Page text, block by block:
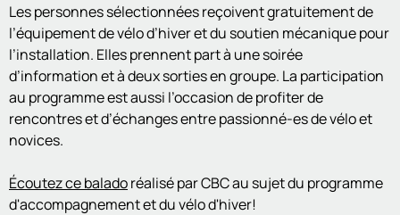
Les personnes sélectionnées reçoivent gratuitement de
l’équipement de vélo d’hiver et du soutien mécanique pour
l’installation. Elles prennent part à une soirée
d’information et à deux sorties en groupe. La participation
au programme est aussi l’occasion de profiter de
rencontres et d’échanges entre passionné-es de vélo et
novices.
Écoutez ce baladoréalisé par CBC au sujet du programme
d'accompagnement et du vélo d'hiver!